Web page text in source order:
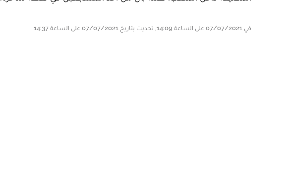
في 07/07/2021 على الساعة 14:09, تحديث بتاريخ 07/07/2021 على الساعة 14:37